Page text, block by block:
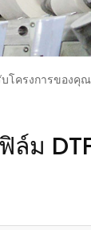
โครงการของคุ
ล์ม